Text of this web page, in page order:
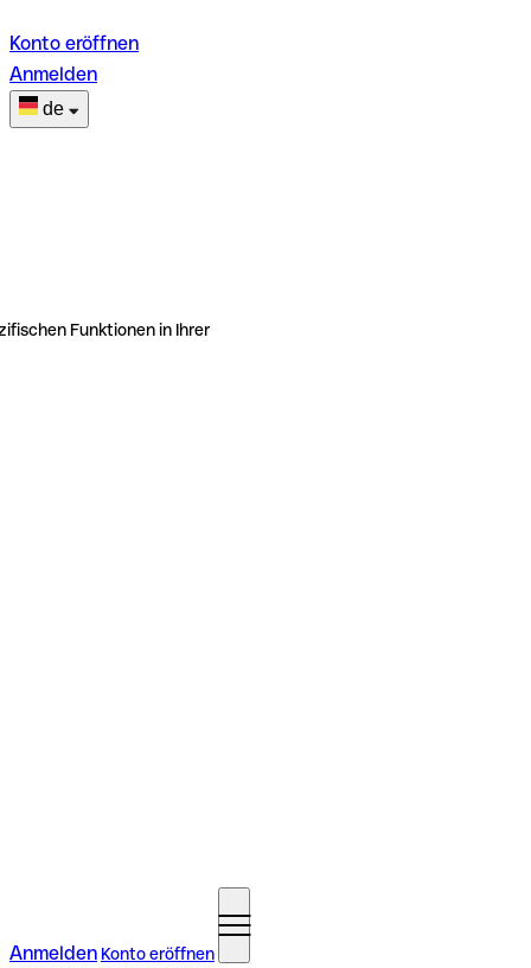
Konto eröffnen
Anmelden
de
Funktionen in Ihrer
Anmelden Konto eröffnen